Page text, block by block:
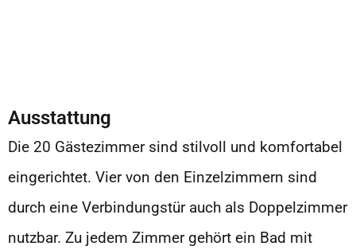
Ausstattung
Die 20 Gästezimmer sind stilvoll und komfortabel
eingerichtet. Vier von den Einzelzimmern sind
durch eine Verbindungstür auch als Doppelzimmer
nutzbar. Zu jedem Zimmer gehört ein Bad mit